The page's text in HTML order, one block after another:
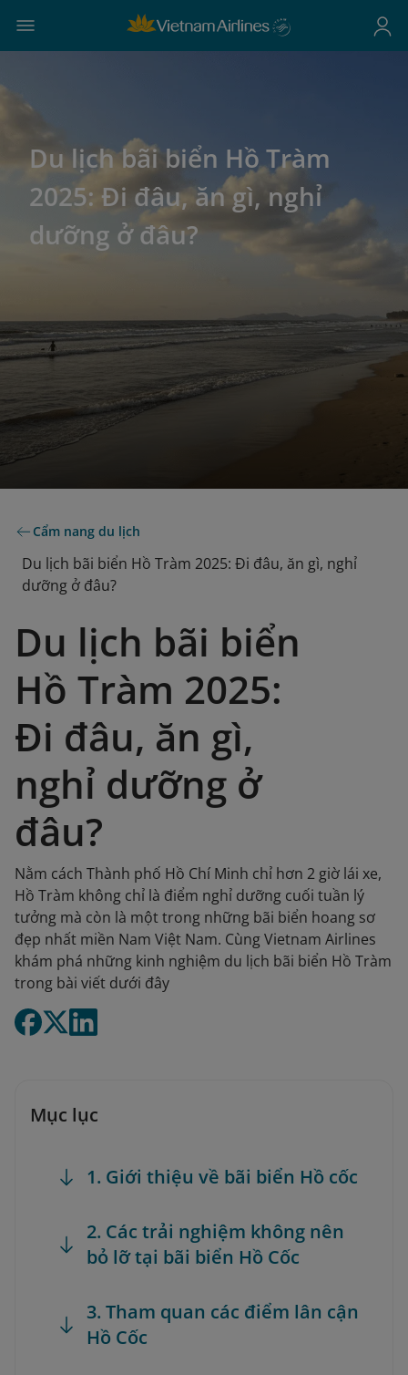
Du lịch bãi biển Hồ Tràm
2025: Đi đâu, ăn gì, nghỉ
dưỡng ở đâu?
Cẩm nang du lịch
Du lịch bãi biển Hồ Tràm 2025: Đi đâu, ăn gì, nghỉ
dưỡng ở đâu?
Du lịch bãi biển
Hồ Tràm 2025:
Đi đâu, ăn gì,
nghỉ dưỡng ở
đâu?
Nằm cách Thành phố Hồ Chí Minh chỉ hơn 2 giờ lái xe,
Hồ Tràm không chỉ là điểm nghỉ dưỡng cuối tuần lý
tưởng mà còn là một trong những bãi biển hoang sơ
đẹp nhất miền Nam Việt Nam. Cùng Vietnam Airlines
khám phá những kinh nghiệm du lịch bãi biển Hồ Tràm
trong bài viết dưới đây
Mục lục
1. Giới thiệu về bãi biển Hồ cốc
2. Các trải nghiệm không nên
bỏ lỡ tại bãi biển Hồ Cốc
3. Tham quan các điểm lân cận
Hồ Cốc